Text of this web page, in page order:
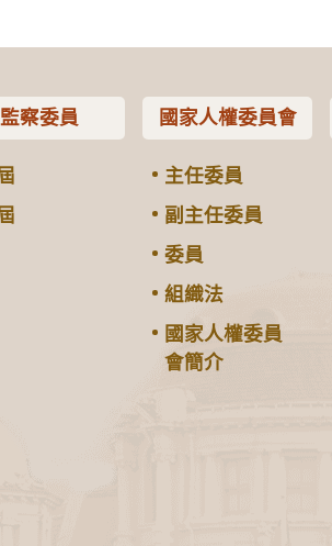
監察委員 國家人權委員會
主任委員
副主任委員
委員
組織法
國家人權委員
會簡介